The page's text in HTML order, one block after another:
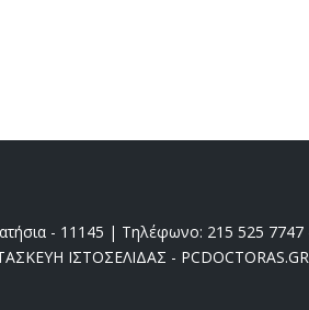
- 11145 | Τηλέφωνο: 215 525
ΙΣΤΟΣΕΛΙΔΑΣ - PCDOCTORAS.GR